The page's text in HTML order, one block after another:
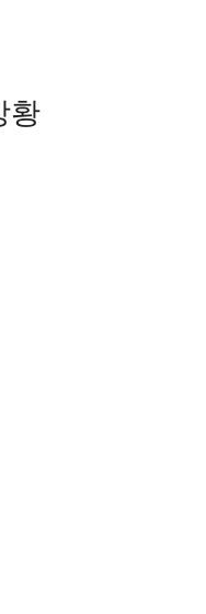
황